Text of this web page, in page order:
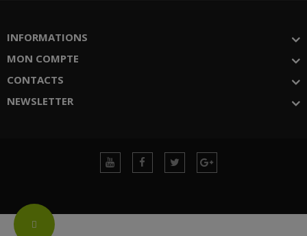
Change
INFORMATIONS
MON COMPTE
CONTACTS
NEWSLETTER